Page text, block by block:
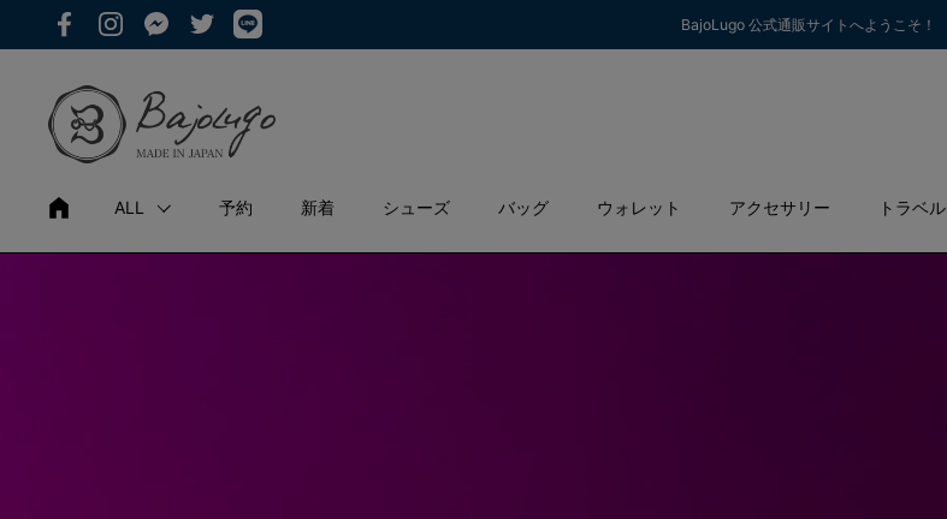
コンテンツへスキップ
FacebookInstagramMessenger
Twitter
BajoLugo 公式通販サイトへようこそ！
ALL 予約 新着 シューズ バッグ ウォレット アクセサリー トラベル